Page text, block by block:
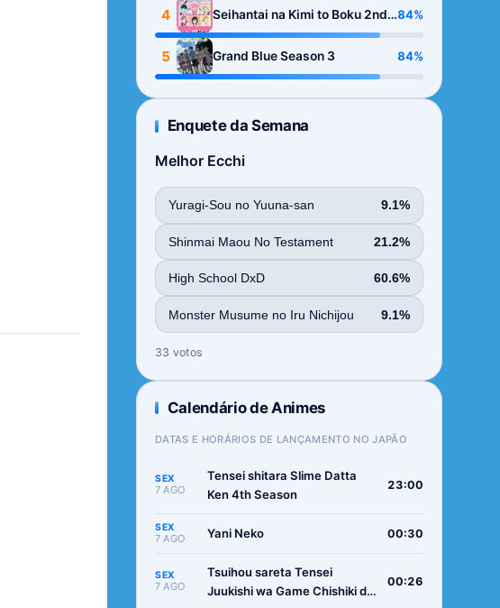
4
Seihantai na Kimi to Boku 2nd
Season
84%
5 Grand Blue Season 3 84%
Enquete da Semana
Melhor Ecchi
Yuragi-Sou no Yuuna-san 9.1%
Shinmai Maou No Testament 21.2%
High School DxD 60.6%
Monster Musume no Iru Nichijou 9.1%
33 votos
Calendário de Animes
DATAS E HORÁRIOS DE LANÇAMENTO NO JAPÃO
SEX
7 AGO
Tensei shitara Slime Datta
Ken 4th Season
23:00
SEX
7 AGO Yani Neko 00:30
SEX
7 AGO
Tsuihou sareta Tensei
Juukishi wa Game Chishiki de
00:26